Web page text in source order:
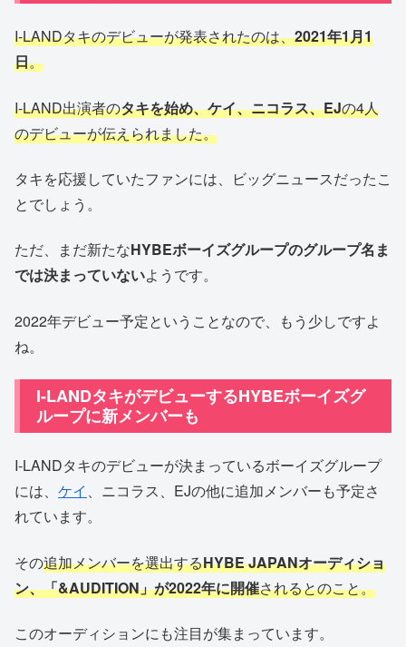
I-LANDタキのデビューが発表されたのは、2021年1月1
日。
I-LAND出演者のタキを始め、ケイ、ニコラス、EJの4人
のデビューが伝えられました。
タキを応援していたファンには、ビッグニュースだったこ
とでしょう。
ただ、まだ新たなHYBEボーイズグループのグループ名ま
では決まっていないようです。
2022年デビュー予定ということなので、もう少しですよ
ね。
I-LANDタキがデビューするHYBEボーイズグ
ループに新メンバーも
I-LANDタキのデビューが決まっているボーイズグループ
には、 ケイ 、ニコラス、EJの他に追加メンバーも予定さ
れています。
その追加メンバーを選出するHYBE JAPANオーディショ
ン、「&AUDITION」が2022年に開催されるとのこと。
このオーディションにも注目が集まっています。